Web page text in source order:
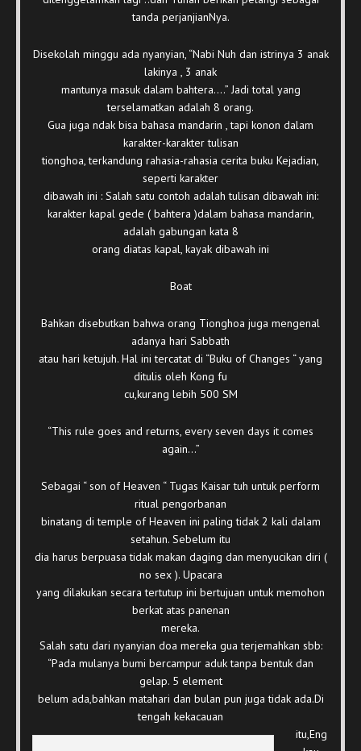
tanda perjanjianNya.
Disekolah minggu ada nyanyian, “Nabi Nuh dan istrinya 3 anak
lakinya , 3 anak
mantunya masuk dalam bahtera….” Jadi total yang
terselamatkan adalah 8 orang.
Gua juga ndak bisa bahasa mandarin , tapi konon dalam
karakter-karakter tulisan
tionghoa, terkandung rahasia-rahasia cerita buku Kejadian,
seperti karakter
dibawah ini : Salah satu contoh adalah tulisan dibawah ini:
karakter kapal gede ( bahtera )dalam bahasa mandarin,
adalah gabungan kata 8
orang diatas kapal, kayak dibawah ini
Boat
Bahkan disebutkan bahwa orang Tionghoa juga mengenal
adanya hari Sabbath
atau hari ketujuh. Hal ini tercatat di “Buku of Changes “ yang
ditulis oleh Kong fu
cu,kurang lebih 500 SM
“This rule goes and returns, every seven days it comes
again…”
Sebagai “ son of Heaven “ Tugas Kaisar tuh untuk perform
ritual pengorbanan
binatang di temple of Heaven ini paling tidak 2 kali dalam
setahun. Sebelum itu
dia harus berpuasa tidak makan daging dan menyucikan diri (
no sex ). Upacara
yang dilakukan secara tertutup ini bertujuan untuk memohon
berkat atas panenan
mereka.
Salah satu dari nyanyian doa mereka gua terjemahkan sbb:
“Pada mulanya bumi bercampur aduk tanpa bentuk dan
gelap. 5 element
belum ada,bahkan matahari dan bulan pun juga tidak ada.Di
tengah kekacauan
itu,Eng